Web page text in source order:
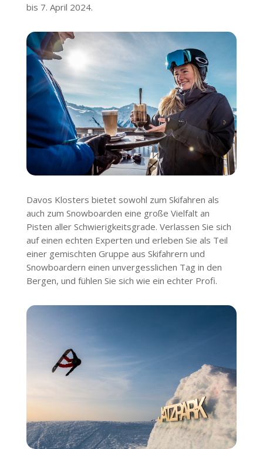
bis 7. April 2024.
Davos Klosters bietet sowohl zum Skifahren als
auch zum Snowboarden eine große Vielfalt an
Pisten aller Schwierigkeitsgrade. Verlassen Sie sich
auf einen echten Experten und erleben Sie als Teil
einer gemischten Gruppe aus Skifahrern und
Snowboardern einen unvergesslichen Tag in den
Bergen, und fühlen Sie sich wie ein echter Profi.